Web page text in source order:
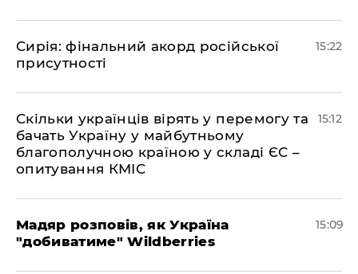
​Сирія: фінальний акорд російської
присутності
15:22
Скільки українців вірять у перемогу та
бачать Україну у майбутньому
благополучною країною у складі ЄС –
опитування КМІС
15:12
Мадяр розповів, як Україна
"добиватиме" Wildberries
15:09